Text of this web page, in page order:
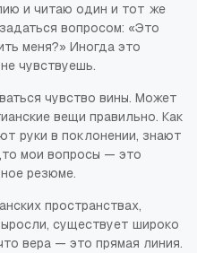
и читаю один и тот же
вопросом: «Это
меня?» Иногда это
чувствуешь.
чувство вины. Может
вещи правильно. Как
руки в поклонении, знают
мои вопросы — это
резюме.
пространствах,
существует широко
вера — это прямая линия.